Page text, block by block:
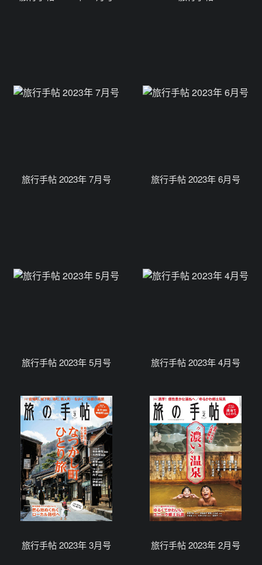
旅行手帖 2023年 7月号 旅行手帖 2023年 6月号
旅行手帖 2023年 5月号 旅行手帖 2023年 4月号
旅行手帖 2023年 3月号 旅行手帖 2023年 2月号